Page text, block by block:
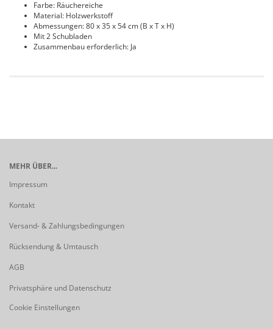
Farbe: Räuchereiche
Material: Holzwerkstoff
Abmessungen: 80 x 35 x 54 cm (B x T x H)
Mit 2 Schubladen
Zusammenbau erforderlich: Ja
MEHR ÜBER...
Impressum
Kontakt
Versand- & Zahlungsbedingungen
Rücksendung & Umtausch
AGB
Privatsphäre und Datenschutz
Cookie Einstellungen